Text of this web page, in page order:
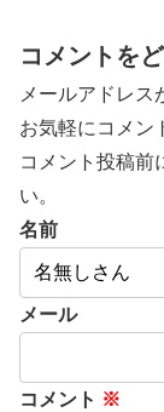
コメントを
メールアドレス
お気軽にコメン
コメント投稿前
い。
名前
メール
コメント ※